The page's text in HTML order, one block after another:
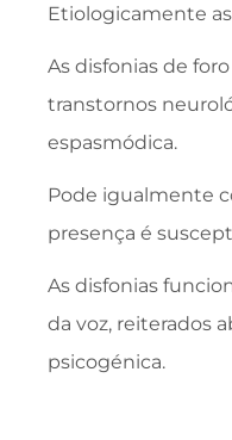
Etiologicamente
As disfonias de
transtornos
espasmódica.
Pode igualmente
presença é
As disfonias
da voz, reiterados
psicogénica.